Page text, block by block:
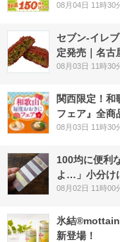
08月04日 11時30
セブン-イレ
定発売｜名古
08月03日 11時30
関西限定！和
フェア』全商
08月03日 11時30
100均に便利
よ…」小分け
08月02日 11時00
氷結
新登場！